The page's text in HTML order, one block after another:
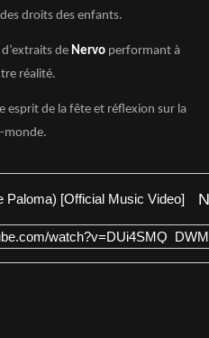
droits des enfants.
de Nervo performant à
réalité.
esprit de la fête et réflexion sur la
monde.
watch?v=DUi4SMQ_DWM